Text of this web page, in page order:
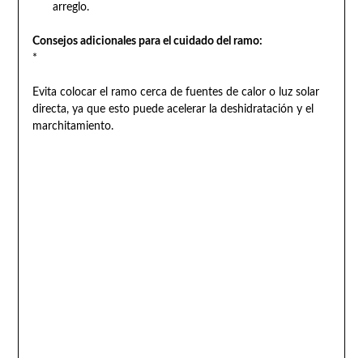
arreglo.
Consejos adicionales para el cuidado del ramo:
*
Evita colocar el ramo cerca de fuentes de calor o luz solar
directa, ya que esto puede acelerar la deshidratación y el
marchitamiento.